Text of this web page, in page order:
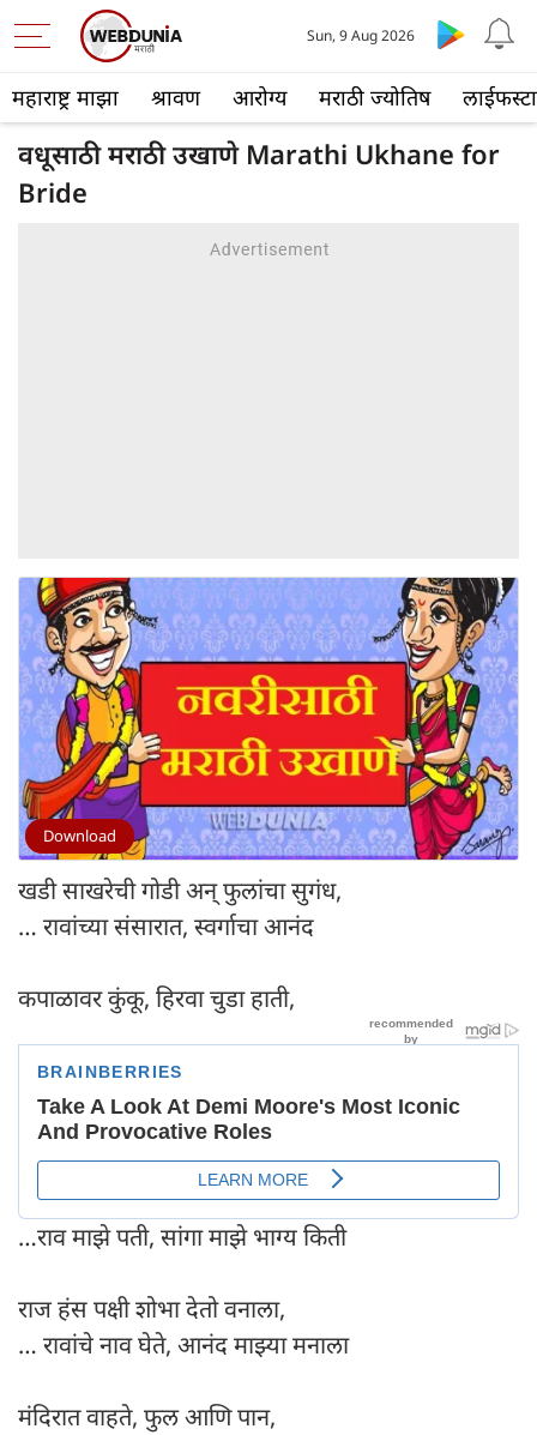
महाराष्ट्र माझा श्रावण आरोग्य मराठी ज्योतिष
Sun, 9 Aug 2026
वधूसाठी मराठी उखाणे Marathi Ukhane for
Bride
Download
खडी साखरेची गोडी अन् फुलांचा सुगंध,
… रावांच्या संसारात, स्वर्गाचा आनंद
कपाळावर कुंकू, हिरवा चुडा हाती,
…राव माझे पती, सांगा माझे भाग्य किती
राज हंस पक्षी शोभा देतो वनाला,
… रावांचे नाव घेते, आनंद माझ्या मनाला
मंदिरात वाहते, फुल आणि पान,